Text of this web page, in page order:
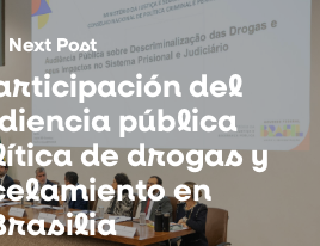
Next Post
del
pública
de drogas y
en